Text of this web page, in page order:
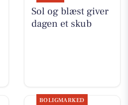
Sol og blæst giver
dagen et skub
BOLIGMARKED